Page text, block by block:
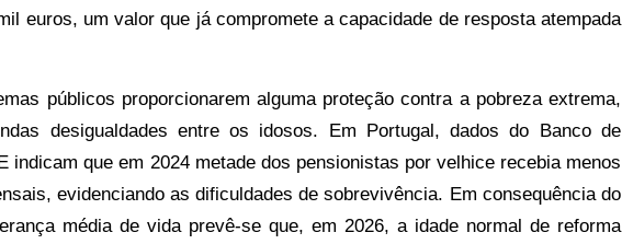
euros, um valor que já compromete a capacidade de resposta atempada
públicos proporcionarem alguma proteção contra a pobreza extrema,
desigualdades entre os idosos. Em Portugal, dados do Banco de
indicam que em 2024 metade dos pensionistas por velhice recebia menos
evidenciando as dificuldades de sobrevivência. Em consequência do
média de vida prevê-se que, em 2026, a idade normal de reforma